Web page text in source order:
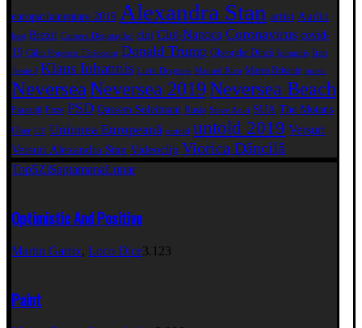
europarlamentare 2019 Alexandra Stan artist Audio
best Brexit Camera Deputaţilor cluj Cluj-Napoca Coronavirus covid-
19 Călin Popescu Tăriceanu Donald Trump Gheorghe Dincă Iohannis Iran
Jessie J Klaus Iohannis Liviu Dragnea Manuel Riva Marea Britanie music
NeverseaNeversea 2019Neversea Beach
Paraziții Poze PSD Qassem Soleimani Rusia Steve Aoki SUA The Motans
Uber UE Uniunea Europeană untold untold 2019 Versuri
Versuri Alexandra Stan Videoclip Viorica Dăncilă
Top5ZiSaptamanaLunar
Optimistic And Positive
Martin Garrix, Loco Dice3.123
Paint